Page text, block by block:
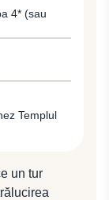
4* (sau
Templul
un tur